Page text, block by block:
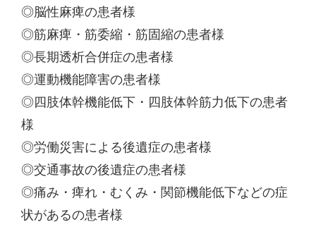
◎脳性麻痺の患者様
◎筋麻痺・筋委縮・筋固縮の患者様
◎長期透析合併症の患者様
◎運動機能障害の患者様
◎四肢体幹機能低下・四肢体幹筋力低下の患者
様
◎労働災害による後遺症の患者様
◎交通事故の後遺症の患者様
◎痛み・痺れ・むくみ・関節機能低下などの症
状があるの患者様